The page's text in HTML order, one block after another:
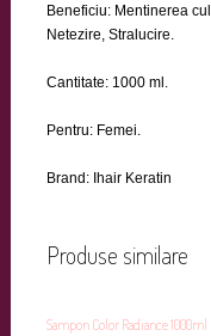
Beneficiu: Mentinerea
Netezire, Stralucire.
Cantitate: 1000 ml.
Pentru: Femei.
Brand: Ihair Keratin
Produse similare
Sampon Color Radiance 1000ml